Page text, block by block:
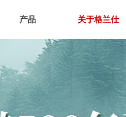
产品 关于格兰仕